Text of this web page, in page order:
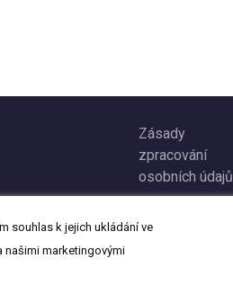
Zásady
zpracování
osobních údajů
souhlas k jejich ukládání ve
našimi marketingovými